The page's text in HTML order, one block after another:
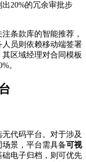
20%的冗余审批步
条款库的智能推荐，
员则依赖移动端签署
区域经理对合同模板
。
代码平台。对于涉及
景，平台需具备可视
础电子归档，则可优先